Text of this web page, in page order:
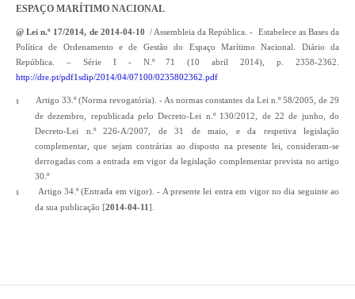
ESPAÇO MARÍTIMO NACIONAL
@ Lei n.º 17/2014, de 2014-04-10 / Assembleia da República. - Estabelece as Bases da
Política de Ordenamento e de Gestão do Espaço Marítimo Nacional. Diário da
República. – Série I - N.º 71 (10 abril 2014), p. 2358-2362.
http://dre.pt/pdf1sdip/2014/04/07100/0235802362.pdf
§
Artigo 33.º (Norma revogatória). - As normas constantes da Lei n.º 58/2005, de 29
de dezembro, republicada pelo Decreto-Lei n.º 130/2012, de 22 de junho, do
Decreto-Lei n.º 226-A/2007, de 31 de maio, e da respetiva legislação
complementar, que sejam contrárias ao disposto na presente lei, consideram-se
derrogadas com a entrada em vigor da legislação complementar prevista no artigo
30.º
§
Artigo 34.º (Entrada em vigor). - A presente lei entra em vigor no dia seguinte ao
da sua publicação [2014-04-11 ].